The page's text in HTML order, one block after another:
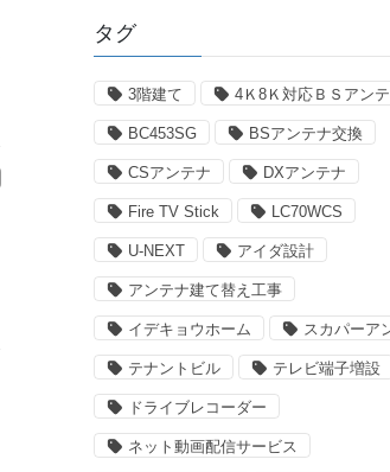
タグ
3階建て 4Ｋ8Ｋ対応ＢＳアン
BC453SG BSアンテナ交換
CSアンテナ DXアンテナ
Fire TV Stick LC70WCS
U-NEXT アイダ設計
アンテナ建て替え工事
イデキョウホーム スカパーア
テナントビル テレビ端子増設
ドライブレコーダー
ネット動画配信サービス